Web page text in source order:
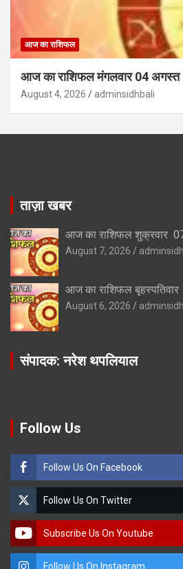
आज का राशिफल
आज का राशिफल मंगलवार 04
August 4, 2026 adminsidhbali
ताज़ा खबर
आज का राशिफल शुक्रवार
August 7, 2026
आज का राशिफल
August 6, 2026
संपादक: नरेश थपलियाल
Follow Us
Follow Us On Facebook
Follow Us On Twitter
Subscribe Us On Youtube
Follow Us On Instagram